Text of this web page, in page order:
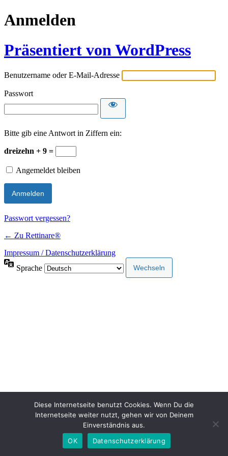
Anmelden
Präsentiert von WordPress
Benutzername oder E-Mail-Adresse
Passwort
Bitte gib eine Antwort in Ziffern ein:
dreizehn + 9 =
Angemeldet bleiben
Passwort vergessen?
← Zu Rettinare®
Impressum / Datenschutzerklärung
Sprache
Diese Internetseite benutzt Cookies. Wenn Du die
Internetseite weiter nutzt, gehen wir von Deinem
Einverständnis aus.
OK
Datenschutzerklärung